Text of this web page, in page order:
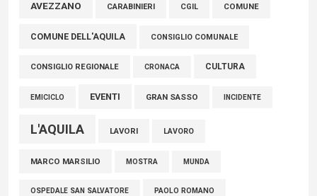
TRAGUARDO STORICO
05 Agosto 2026
AVEZZANO CARABINIERI CGIL COMUNE
COMUNE DELL'AQUILA CONSIGLIO COMUNALE
CONSIGLIO REGIONALE CRONACA CULTURA
EMICICLO EVENTI GRAN SASSO INCIDENTE
L'AQUILA LAVORI LAVORO
MARCO MARSILIO MOSTRA MUNDA
OSPEDALE SAN SALVATORE PAOLO ROMANO